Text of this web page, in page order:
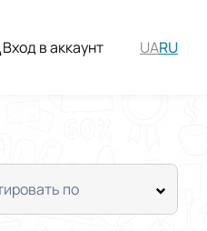
Вход в аккаунт UARU
по